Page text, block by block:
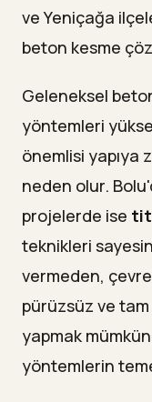
ve Yeniçağa
beton kesme
Geleneksel
yöntemleri
önemlisi
neden olur.
projelerde ise
teknikleri
vermeden,
pürüzsüz ve
yapmak
yöntemlerin